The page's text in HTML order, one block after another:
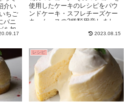
介い
ちご
バニ
を加
使用したケーキのレシピをパウ
ンドケーキ・スフレチーズケー
キ・ムースの3種類用意しまし
2023.08.15
レシピ